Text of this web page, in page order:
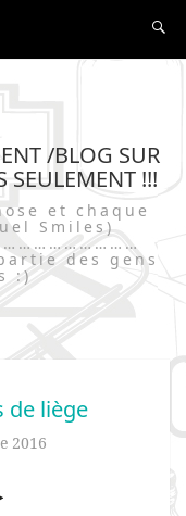
/BLOG SUR
SEULEMENT !!!
et chaque
Smiles)
des gens
:)
de liège
2016